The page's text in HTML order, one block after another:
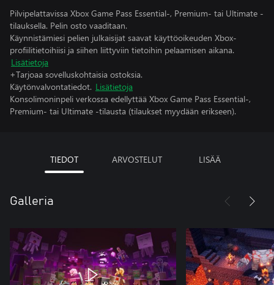
Pilvipelattavissa Xbox Game Pass Essential-, Premium- tai Ultimate -
tilauksella. Pelin osto vaaditaan.
Käynnistämiesi pelien julkaisijat saavat käyttöoikeuden Xbox-
profiilitietoihiisi ja siihen liittyviin tietoihin pelaamisen aikana.
Lisätietoja
+Tarjoaa sovelluskohtaisia ostoksia.
Käytönvalvontatiedot. Lisätietoja
Konsolimoninpeli verkossa edellyttää Xbox Game Pass Essential-,
Premium- tai Ultimate -tilausta (tilaukset myydään erikseen).
TIEDOT ARVOSTELUT LISÄÄ
Galleria